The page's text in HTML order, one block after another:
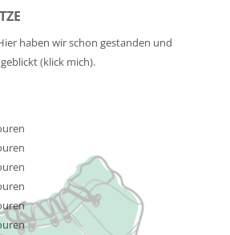
haben wir schon gestanden und
(klick mich).